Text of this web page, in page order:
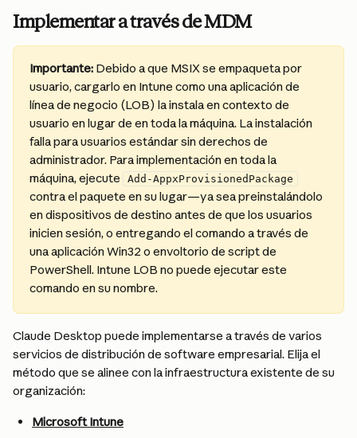
Implementar a través de MDM
Importante: Debido a que MSIX se empaqueta por
usuario, cargarlo en Intune como una aplicación de
línea de negocio (LOB) la instala en contexto de
usuario en lugar de en toda la máquina. La instalación
falla para usuarios estándar sin derechos de
administrador. Para implementación en toda la
máquina, ejecute
Add-AppxProvisionedPackage
contra el paquete en su lugar—ya sea preinstalándolo
en dispositivos de destino antes de que los usuarios
inicien sesión, o entregando el comando a través de
una aplicación Win32 o envoltorio de script de
PowerShell. Intune LOB no puede ejecutar este
comando en su nombre.
Claude Desktop puede implementarse a través de varios
servicios de distribución de software empresarial. Elija el
método que se alinee con la infraestructura existente de su
organización:
Microsoft Intune